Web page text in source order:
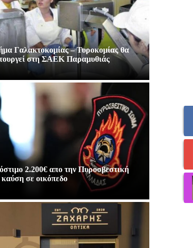
Γαλακτοκομίας – Τυροκομίας θα
στη ΣΑΕΚ Παραμυθιάς
2.200€ απο την Πυροσβεστική
καύση σε οικόπεδο